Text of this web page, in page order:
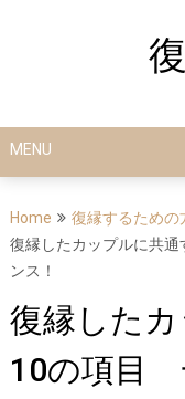
MENU
Home
復縁するための
復縁したカップルに共
ンス！
復縁した
10の項目